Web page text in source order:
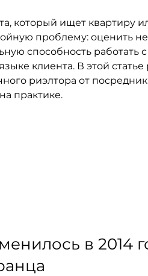
который ищет квартиру
проблему: оценить
способность
клиента. В этой
риэлтора от
практике.
в 2014